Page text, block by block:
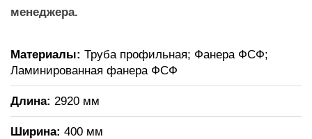
менеджера.
Материалы: Труба профильная; Фанера ФСФ;
Ламинированная фанера ФСФ
Длина: 2920 мм
Ширина: 400 мм